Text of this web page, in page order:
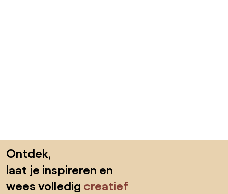
Ontdek,
laat je inspireren en
wees volledig creatief